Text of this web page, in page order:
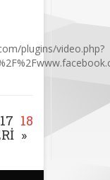
plugins/video.php?
17 18
»